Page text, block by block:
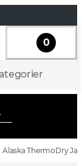
0
Alaska ThermoDry